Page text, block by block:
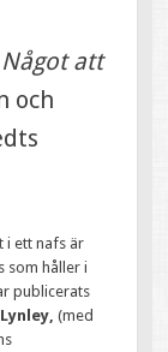
Något att
och
i ett nafs är
som håller i
publicerats
(med